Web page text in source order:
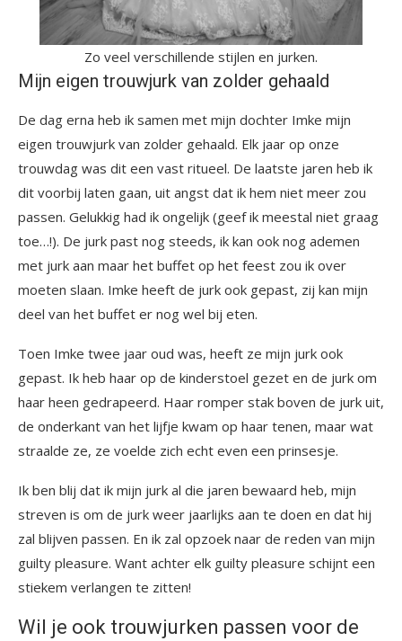
Zo veel verschillende stijlen en jurken.
Mijn eigen trouwjurk van zolder gehaald
De dag erna heb ik samen met mijn dochter Imke mijn
eigen trouwjurk van zolder gehaald. Elk jaar op onze
trouwdag was dit een vast ritueel. De laatste jaren heb ik
dit voorbij laten gaan, uit angst dat ik hem niet meer zou
passen. Gelukkig had ik ongelijk (geef ik meestal niet graag
toe…!). De jurk past nog steeds, ik kan ook nog ademen
met jurk aan maar het buffet op het feest zou ik over
moeten slaan. Imke heeft de jurk ook gepast, zij kan mijn
deel van het buffet er nog wel bij eten.
Toen Imke twee jaar oud was, heeft ze mijn jurk ook
gepast. Ik heb haar op de kinderstoel gezet en de jurk om
haar heen gedrapeerd. Haar romper stak boven de jurk uit,
de onderkant van het lijfje kwam op haar tenen, maar wat
straalde ze, ze voelde zich echt even een prinsesje.
Ik ben blij dat ik mijn jurk al die jaren bewaard heb, mijn
streven is om de jurk weer jaarlijks aan te doen en dat hij
zal blijven passen. En ik zal opzoek naar de reden van mijn
guilty pleasure. Want achter elk guilty pleasure schijnt een
stiekem verlangen te zitten!
Wil je ook trouwjurken passen voor de